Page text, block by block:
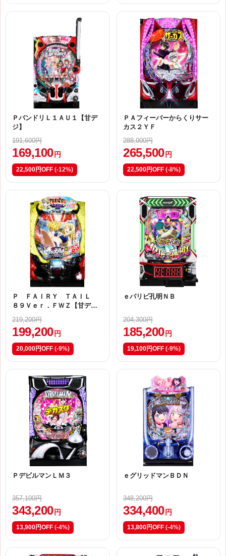
ＰバンドリＬ１ＡＵ１【甘デ
ジ】
191,600円
169,100 円
22,500円OFF (-12%)
ＰＡフィーバーからくりサー
カス２ＹＦ
288,000円
265,500 円
22,500円OFF (-8%)
Ｐ ＦＡＩＲＹ ＴＡＩＬ
８９Ｖｅｒ．ＦＷＺ【甘デ
219,200円
199,200 円
20,000円OFF (-9%)
ｅパリピ孔明ＮＢ
204,300円
185,200 円
19,100円OFF (-9%)
ＰデビルマンＬＭ３
357,100円
343,200 円
13,900円OFF (-4%)
ｅグリッドマンＢＤＮ
348,200円
334,400 円
13,800円OFF (-4%)